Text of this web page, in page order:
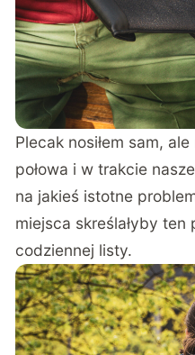
Plecak nosiłem sam,
połowa i w trakcie
na jakieś istotne
miejsca skreślałyby ten
codziennej listy.